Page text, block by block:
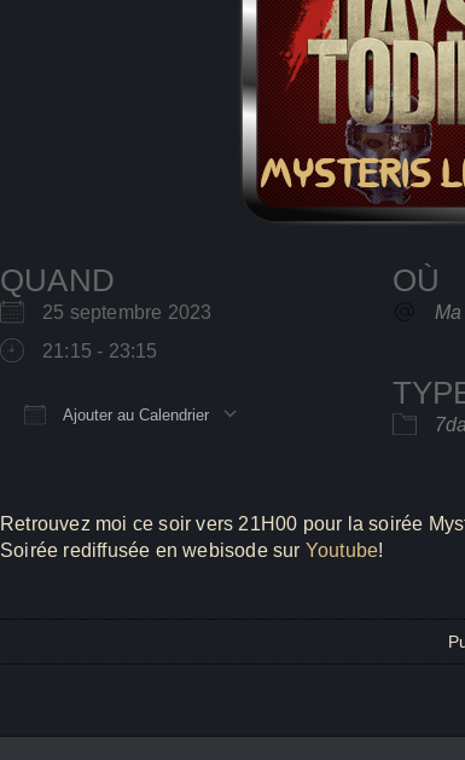
QUAND
25 septembre 2023
21:15 - 23:15
Ajouter au Calendrier
OÙ
Retrouvez moi ce soir vers 21H00 pour la soirée
Soirée rediffusée en webisode sur Youtube!